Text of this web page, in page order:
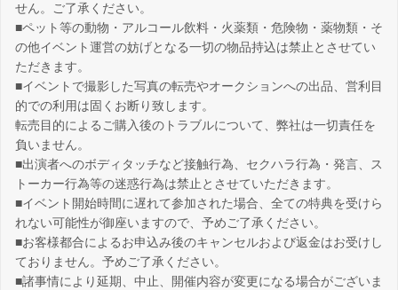
せん。ご了承ください。
■ペット等の動物・アルコール飲料・火薬類・危険物・薬物類・そ
の他イベント運営の妨げとなる一切の物品持込は禁止とさせてい
ただきます。
■イベントで撮影した写真の転売やオークションへの出品、営利目
的での利用は固くお断り致します。
転売目的によるご購入後のトラブルについて、弊社は一切責任を
負いません。
■出演者へのボディタッチなど接触行為、セクハラ行為・発言、ス
トーカー行為等の迷惑行為は禁止とさせていただきます。
■イベント開始時間に遅れて参加された場合、全ての特典を受けら
れない可能性が御座いますので、予めご了承ください。
■お客様都合によるお申込み後のキャンセルおよび返金はお受けし
ておりません。予めご了承ください。
■諸事情により延期、中止、開催内容が変更になる場合がございま